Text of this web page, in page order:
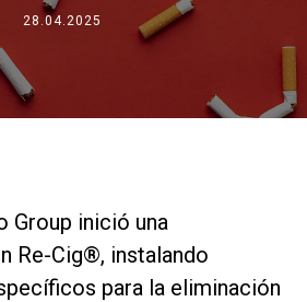
28.04.2025
Group inició una
Re-Cig®, instalando
para la eliminación